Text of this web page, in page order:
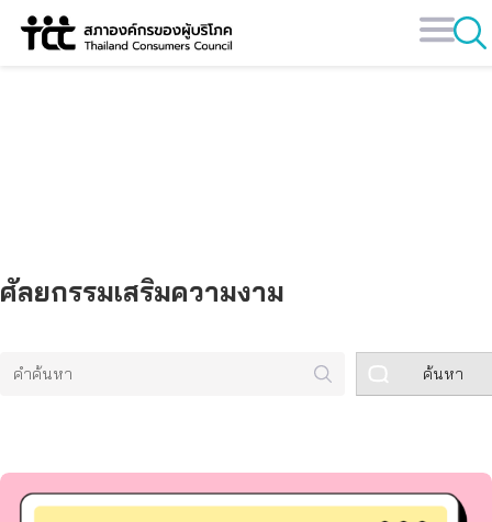
Skip
ศัลยกรรมเสริมความงาม
ค้นหา